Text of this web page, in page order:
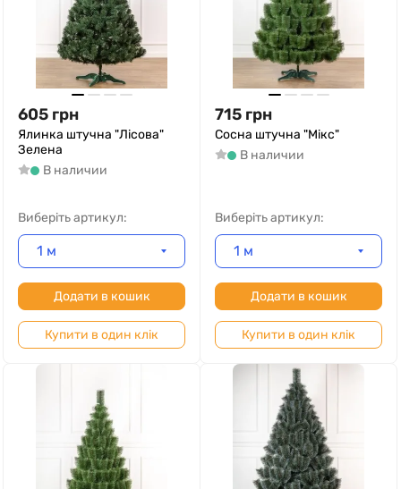
605 грн
Ялинка штучна "Лісова"
Зелена
В наличии
Виберіть артикул:
1 м
Додати в кошик
Купити в один клік
715 грн
Сосна штучна "Мікс"
В наличии
Виберіть артикул:
1 м
Додати в кошик
Купити в один клік